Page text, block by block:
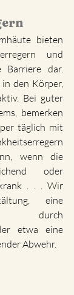
bieten
und
Barriere dar.
in den Körper,
Bei guter
bemerken
täglich mit
wenn die
oder
. . . Wir
eine
durch
etwa eine
Abwehr.